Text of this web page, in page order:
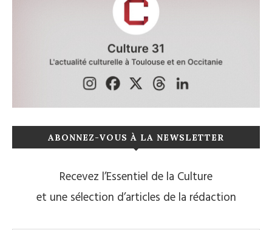
ABONNEZ-VOUS À LA NEWSLETTER
Recevez l’Essentiel de la Culture
et une sélection d’articles de la rédaction